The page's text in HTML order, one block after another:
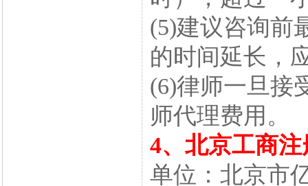
(5)建议咨询前
的时间延长，
(6)律师一旦接
师代理费用。
4、北京工商
单位：北京市